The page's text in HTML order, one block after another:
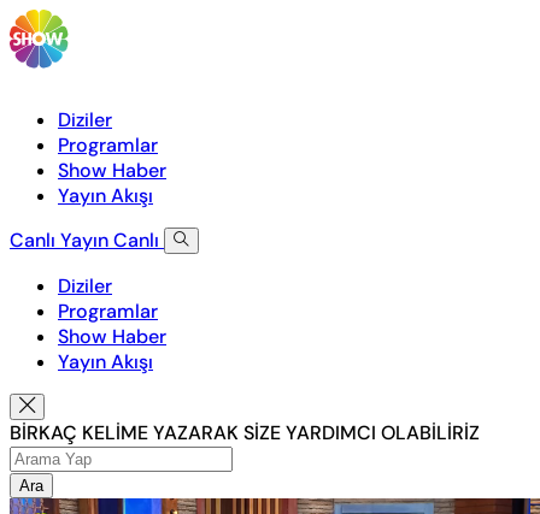
Diziler
Programlar
Show Haber
Yayın Akışı
Canlı YayınCanlı
Diziler
Programlar
Show Haber
Yayın Akışı
BİRKAÇ KELİME YAZARAK SİZE YARDIMCI OLABİLİRİZ
Ara